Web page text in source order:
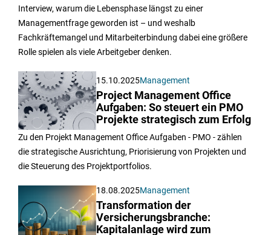
Interview, warum die Lebensphase längst zu einer
Managementfrage geworden ist – und weshalb
Fachkräftemangel und Mitarbeiterbindung dabei eine größere
Rolle spielen als viele Arbeitgeber denken.
15.10.2025Management
Project Management Office
Aufgaben: So steuert ein PMO
Projekte strategisch zum Erfolg
Zu den Projekt Management Office Aufgaben - PMO - zählen
die strategische Ausrichtung, Priorisierung von Projekten und
die Steuerung des Projektportfolios.
18.08.2025Management
Transformation der
Versicherungsbranche:
Kapitalanlage wird zum